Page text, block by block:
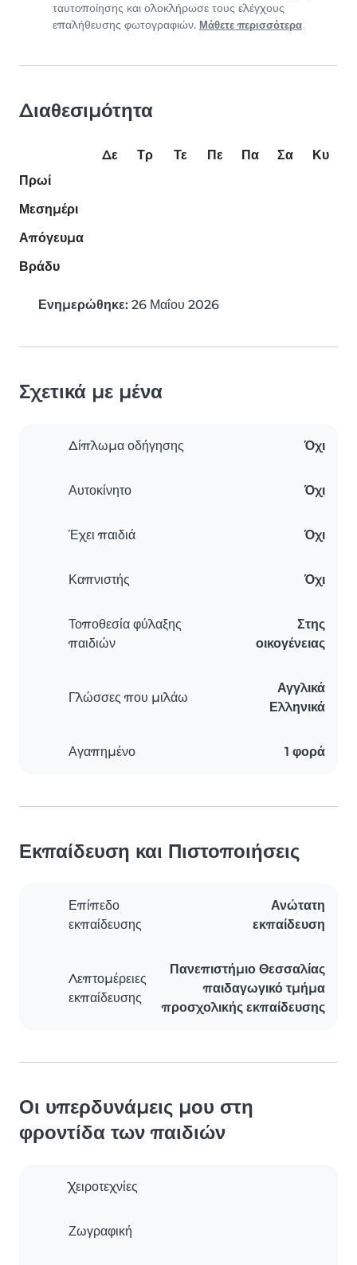
ταυτοποίησης και ολοκλήρωσε τους ελέγχους
επαλήθευσης φωτογραφιών. Μάθετε περισσότερα
Διαθεσιμότητα
Δε Τρ Τε Πε Πα Σα
Κυ
Πρωί
Μεσημέρι
Απόγευμα
Βράδυ
Ενημερώθηκε: 26 Μαΐου 2026
Σχετικά με μένα
Δίπλωμα οδήγησης Όχι
Αυτοκίνητο Όχι
Έχει παιδιά Όχι
Καπνιστής Όχι
Τοποθεσία φύλαξης
παιδιών
Στης
οικογένειας
Γλώσσες που μιλάω
Αγγλικά
Ελληνικά
Αγαπημένο 1 φορά
Εκπαίδευση και Πιστοποιήσεις
Επίπεδο
εκπαίδευσης
Ανώτατη
εκπαίδευση
Λεπτομέρειες
εκπαίδευσης
Πανεπιστήμιο Θεσσαλίας
παιδαγωγικό τμήμα
προσχολικής εκπαίδευσης
Οι υπερδυνάμεις μου στη
φροντίδα των παιδιών
Χειροτεχνίες
Ζωγραφική